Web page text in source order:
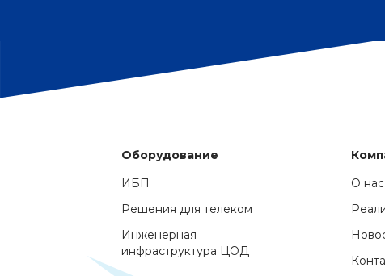
Оборудование
ИБП
Решения для телеком
Инженерная
инфраструктура ЦОД
О нас